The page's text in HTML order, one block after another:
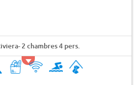
2 chambres 4 pers.